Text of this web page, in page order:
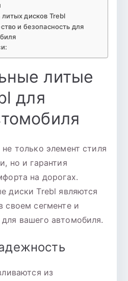
дисков Trebl
и безопасность для
литые
для
только элемент стиля
но и гарантия
на дорогах.
диски Trebl являются
своем сегменте и
вашего автомобиля.
из